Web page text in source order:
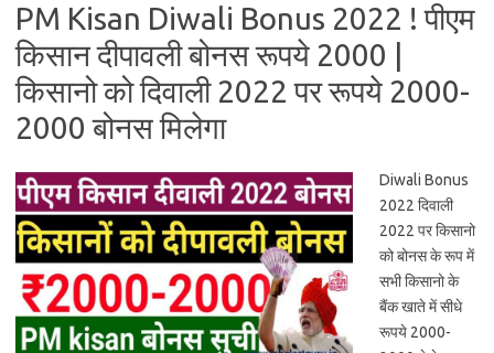
PM Kisan Diwali Bonus 2022 ! पीएम
किसान दीपावली बोनस रूपये 2000 |
किसानो को दिवाली 2022 पर रूपये 2000-
2000 बोनस मिलेगा
Diwali Bonus
2022 दिवाली
2022 पर किसानो
को बोनस के रूप में
सभी किसानो के
बैंक खाते में सीधे
रूपये 2000-